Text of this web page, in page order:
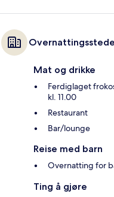
Mat og drikke
Ferdiglaget
kl. 11.00
Restaurant
Bar/lounge
Reise med barn
Overnatting for
Ting å gjøre